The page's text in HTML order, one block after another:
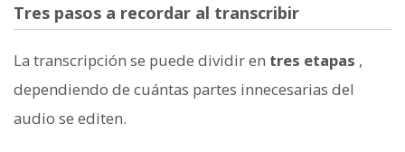
Tres pasos a recordar al transcribir
La transcripción se puede dividir en tres etapas ,
dependiendo de cuántas partes innecesarias del
audio se editen.